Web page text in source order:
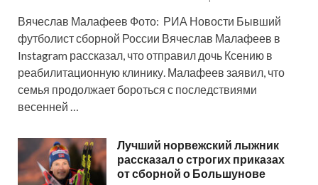
Вячеслав Малафеев Фото: РИА Новости Бывший
футболист сборной России Вячеслав Малафеев в
Instagram рассказал, что отправил дочь Ксению в
реабилитационную клинику. Малафеев заявил, что
семья продолжает бороться с последствиями
весенней …
Лучший норвежский лыжник
рассказал о строгих приказах
от сборной о Большунове